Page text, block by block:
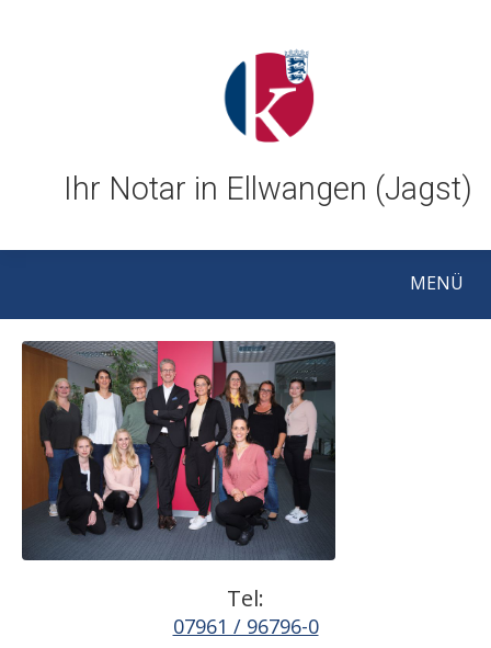
Ihr Notar in Ellwangen (Jagst)
MENÜ
Tel:
07961 / 96796-0